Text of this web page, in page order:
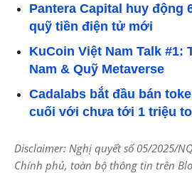
Pantera Capital huy động
quỹ tiền điện tử mới
KuCoin Việt Nam Talk #1:
Nam & Quỹ Metaverse
Cadalabs bắt đầu bán
cuối với chưa tới 1 triệu
Disclaimer: Nghị quyết số 05/2025/
Chính phủ, toàn bộ thông tin trên